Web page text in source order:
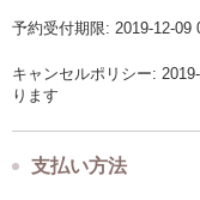
予約受付期限: 2019-12-09
キャンセルポリシー:
ります
支払い方法